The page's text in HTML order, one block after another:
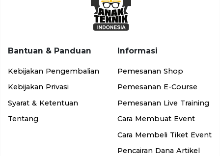
Bantuan & Panduan
Kebijakan Pengembalian
Kebijakan Privasi
Syarat & Ketentuan
Tentang
Informasi
Pemesanan Shop
Pemesanan E-Course
Pemesanan Live Training
Cara Membuat Event
Cara Membeli Tiket Event
Pencairan Dana Artikel